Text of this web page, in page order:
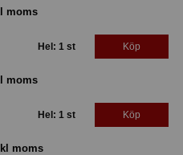
moms
Hel: 1 st Köp
moms
Hel: 1 st Köp
moms